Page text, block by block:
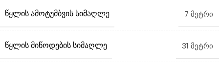
ᲬᲧᲚᲘᲡ ᲐᲛᲝᲢᲣᲛᲑᲕᲘᲡ ᲡᲘᲛᲐᲦᲚᲔ 7 მეტრი
ᲬᲧᲚᲘᲡ ᲛᲘᲬᲝᲓᲔᲑᲘᲡ ᲡᲘᲛᲐᲦᲚᲔ 31 მეტრი